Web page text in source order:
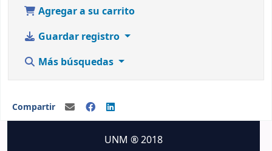
Agregar a su carrito
Guardar registro
Más búsquedas
Compartir
UNM ® 2018